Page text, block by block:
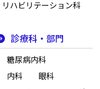
リハビリテーション科
診療科・部門
糖尿病内科
内科
眼科